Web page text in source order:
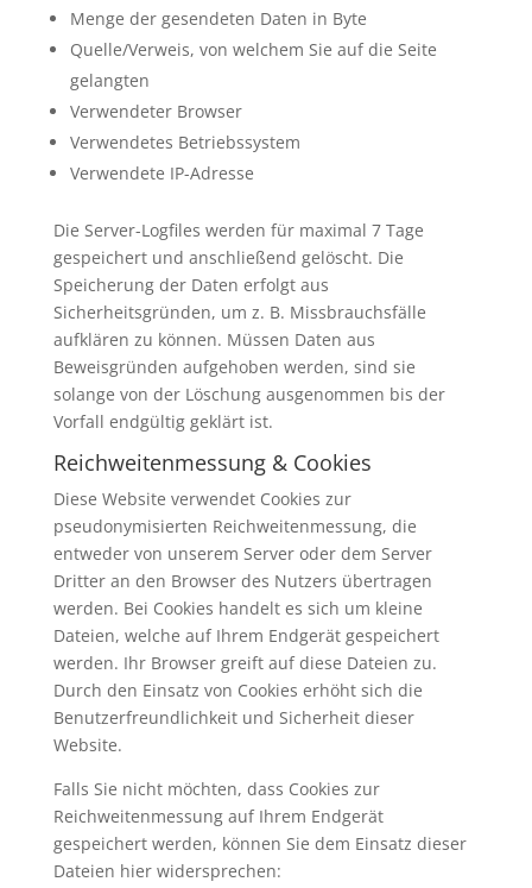
Menge der gesendeten Daten in Byte
Quelle/Verweis, von welchem Sie auf die Seite
gelangten
Verwendeter Browser
Verwendetes Betriebssystem
Verwendete IP-Adresse
Die Server-Logfiles werden für maximal 7 Tage
gespeichert und anschließend gelöscht. Die
Speicherung der Daten erfolgt aus
Sicherheitsgründen, um z. B. Missbrauchsfälle
aufklären zu können. Müssen Daten aus
Beweisgründen aufgehoben werden, sind sie
solange von der Löschung ausgenommen bis der
Vorfall endgültig geklärt ist.
Reichweitenmessung & Cookies
Diese Website verwendet Cookies zur
pseudonymisierten Reichweitenmessung, die
entweder von unserem Server oder dem Server
Dritter an den Browser des Nutzers übertragen
werden. Bei Cookies handelt es sich um kleine
Dateien, welche auf Ihrem Endgerät gespeichert
werden. Ihr Browser greift auf diese Dateien zu.
Durch den Einsatz von Cookies erhöht sich die
Benutzerfreundlichkeit und Sicherheit dieser
Website.
Falls Sie nicht möchten, dass Cookies zur
Reichweitenmessung auf Ihrem Endgerät
gespeichert werden, können Sie dem Einsatz dieser
Dateien hier widersprechen: